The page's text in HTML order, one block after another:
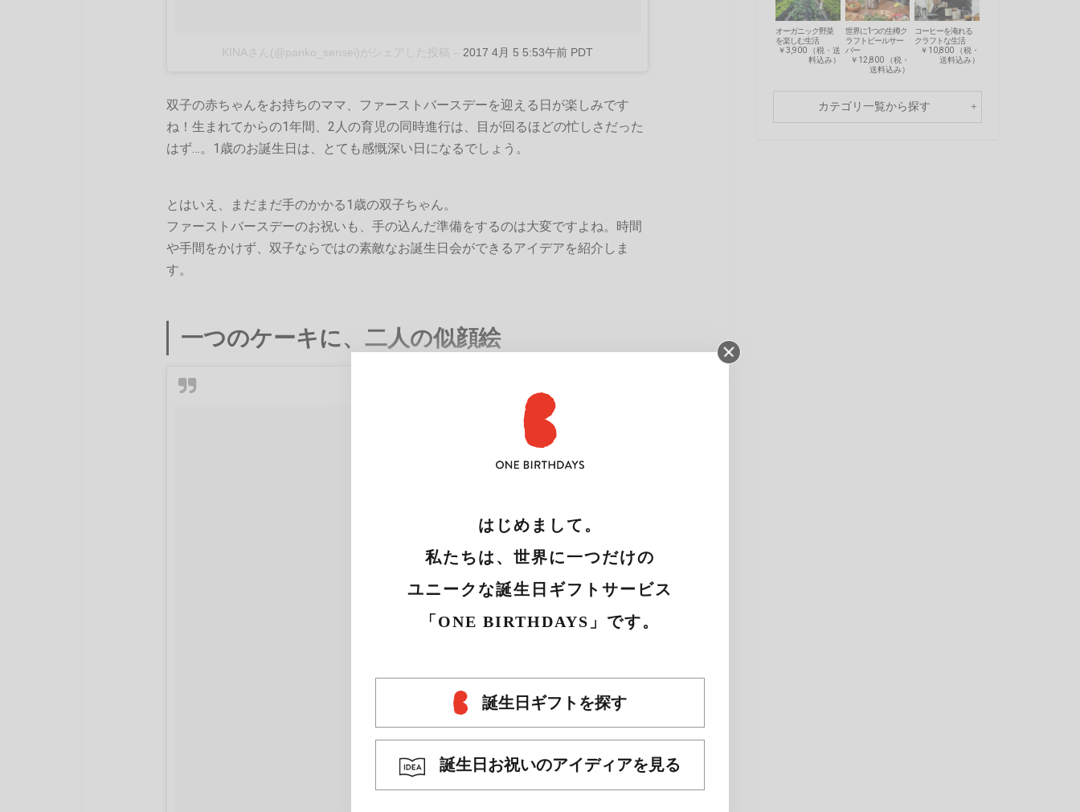
はじめまして。
私たちは、世界に一つだけの
ユニークな誕生日ギフトサービス
「ONE BIRTHDAYS」です。
誕生日ギフトを探す
誕生日お祝いのアイディアを見る
KINAさん(@panko_sensei)がシェアした投稿 – 2017 4月 5 5:53午前 PDT
双子の赤ちゃんをお持ちのママ、ファーストバースデーを迎える日が楽しみです
ね！生まれてからの1年間、2人の育児の同時進行は、目が回るほどの忙しさだった
はず…。1歳のお誕生日は、とても感慨深い日になるでしょう。
とはいえ、まだまだ手のかかる1歳の双子ちゃん。
ファーストバースデーのお祝いも、手の込んだ準備をするのは大変ですよね。時間
や手間をかけず、双子ならではの素敵なお誕生日会ができるアイデアを紹介しま
す。
一つのケーキに、二人の似顔絵
オーガニック野菜
を楽しむ生活
￥3,900 （税・送
料込み）
世界に1つの生樽ク
ラフトビールサー
バー
￥12,800 （税・
送料込み）
コーヒーを淹れる
クラフトな生活
￥10,800 （税・
送料込み）
カテゴリ一覧から探す